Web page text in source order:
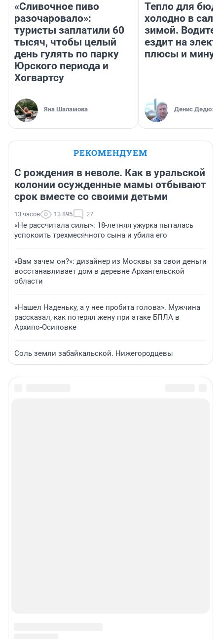
«Сливочное пиво
разочаровало»:
туристы заплатили 60
тысяч, чтобы целый
день гулять по парку
Юрского периода и
Хогвартсу
Яна Шаламова
Тепло для
холодно в
зимой.
ездит на
плюсы и
Денис
РЕКОМЕНДУЕМ
С рождения в неволе. Как в уральской
колонии осужденные мамы отбывают
срок вместе со своими детьми
13 часов 13 895 27
«Не рассчитала силы»: 18-летняя ужурка пыталась
успокоить трехмесячного сына и убила его
«Вам зачем он?»: дизайнер из Москвы за свои деньги
восстанавливает дом в деревне Архангельской
области
«Нашел Наденьку, а у нее пробита голова». Мужчина
рассказал, как потерял жену при атаке БПЛА в
Архипо-Осиповке
Соль земли забайкальской. Нижегородцевы